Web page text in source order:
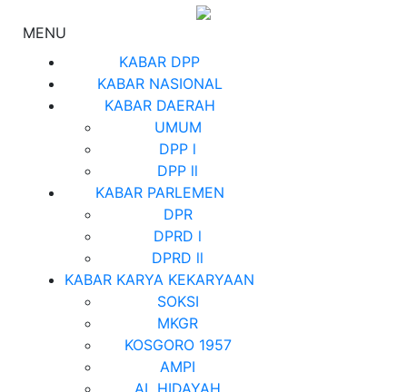
MENU
KABAR DPP
KABAR NASIONAL
KABAR DAERAH
UMUM
DPP l
DPP ll
KABAR PARLEMEN
DPR
DPRD l
DPRD ll
KABAR KARYA KEKARYAAN
SOKSI
MKGR
KOSGORO 1957
AMPI
AL HIDAYAH